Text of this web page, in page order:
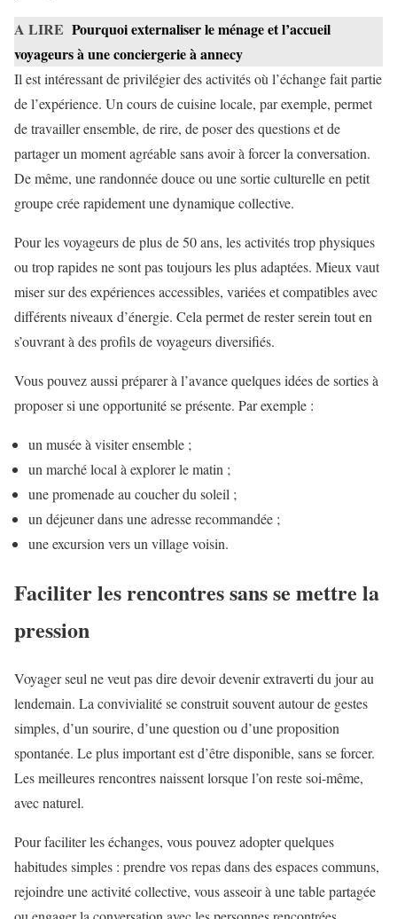
A LIRE Pourquoi externaliser le ménage et l’accueil
voyageurs à une conciergerie à annecy
Il est intéressant de privilégier des activités où l’échange fait partie
de l’expérience. Un cours de cuisine locale, par exemple, permet
de travailler ensemble, de rire, de poser des questions et de
partager un moment agréable sans avoir à forcer la conversation.
De même, une randonnée douce ou une sortie culturelle en petit
groupe crée rapidement une dynamique collective.
Pour les voyageurs de plus de 50 ans, les activités trop physiques
ou trop rapides ne sont pas toujours les plus adaptées. Mieux vaut
miser sur des expériences accessibles, variées et compatibles avec
différents niveaux d’énergie. Cela permet de rester serein tout en
s’ouvrant à des profils de voyageurs diversifiés.
Vous pouvez aussi préparer à l’avance quelques idées de sorties à
proposer si une opportunité se présente. Par exemple :
un musée à visiter ensemble ;
un marché local à explorer le matin ;
une promenade au coucher du soleil ;
un déjeuner dans une adresse recommandée ;
une excursion vers un village voisin.
Faciliter les rencontres sans se mettre la
pression
Voyager seul ne veut pas dire devoir devenir extraverti du jour au
lendemain. La convivialité se construit souvent autour de gestes
simples, d’un sourire, d’une question ou d’une proposition
spontanée. Le plus important est d’être disponible, sans se forcer.
Les meilleures rencontres naissent lorsque l’on reste soi-même,
avec naturel.
Pour faciliter les échanges, vous pouvez adopter quelques
habitudes simples : prendre vos repas dans des espaces communs,
rejoindre une activité collective, vous asseoir à une table partagée